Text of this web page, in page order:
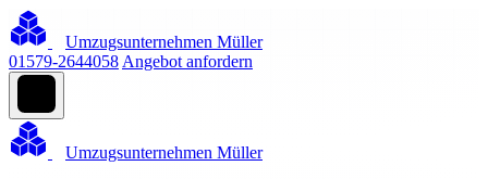
Umzugsunternehmen Müller
01579-2644058 Angebot anfordern
Umzugsunternehmen Müller